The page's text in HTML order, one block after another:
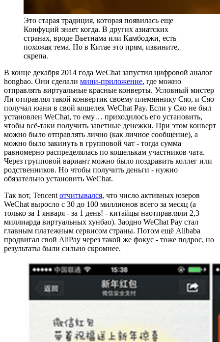
Это старая традиция, которая появилась еще
Конфуций знает когда. В других азиатских
странах, вроде Вьетнама или Камбоджи, есть
похожая тема. Но в Китае это прям, извините,
скрепа.
В конце декабря 2014 года WeChat запустил цифровой аналог
hongbao. Они сделали мини-приложение, где можно
отправлять виртуальные красные конверты. Условный мистер
Ли отправлял такой конвертик своему племяннику Сяо, и Сяо
получал юани в свой кошелек WeChat Pay. Если у Сяо не был
установлен WeChat, то ему… приходилось его установить,
чтобы всё-таки получить заветные денежки. При этом конверт
можно было отправлять лично (как личное сообщение), а
можно было закинуть в групповой чат - тогда сумма
равномерно распределялась по кошелькам участников чата.
Через групповой вариант можно было поздравить коллег или
родственников. Но чтобы получить деньги - нужно
обязательно установить WeChat.
Так вот, Tencent отчитывался, что число активных юзеров
WeChat выросло с 30 до 100 миллионов всего за месяц (а
только за 1 января - за 1 день! - китайцы наотправляли 2,3
миллиарда виртуальных хунбао). Заодно WeChat Pay стал
главным платежным сервисом страны. Потом ещё Alibaba
продвигал свой AliPay через такой же фокус - тоже подрос, но
результаты были сильно скромнее.